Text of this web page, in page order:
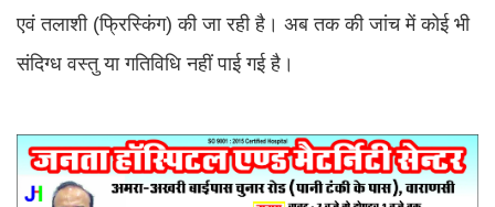
एवं तलाशी (फ्रिस्किंग) की जा रही है। अब तक की जांच में कोई भी
संदिग्ध वस्तु या गतिविधि नहीं पाई गई है।